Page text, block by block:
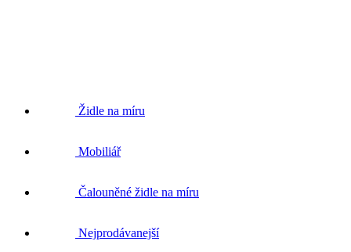
Židle na míru
Mobiliář
Čalouněné židle na míru
Nejprodávanejší